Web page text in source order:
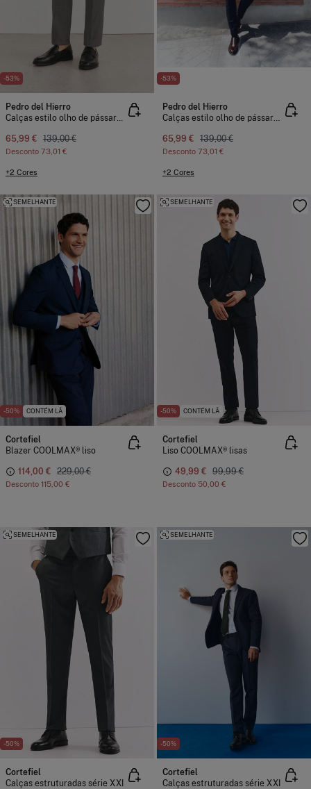
-53%
Pedro del Hierro
Calças estilo olho de pássaro, com modelagem slim fit e bielástica
65,99 € 139,00 €
Desconto 73,01 €
+2 Cores
-53%
Pedro del Hierro
Calças estilo olho de pássaro, com modelagem slim fit e bielástica
65,99 € 139,00 €
Desconto 73,01 €
+2 Cores
-50% CONTÉM LÃ
SEMELHANTE
Cortefiel
Blazer COOLMAX® liso
114,00 € 229,00 €
Desconto 115,00 €
-50% CONTÉM LÃ
SEMELHANTE
Cortefiel
Liso COOLMAX® lisas
49,99 € 99,99 €
Desconto 50,00 €
-50%
SEMELHANTE
Cortefiel
Calças estruturadas série XXI
-50%
SEMELHANTE
Cortefiel
Calças estruturadas série XXI